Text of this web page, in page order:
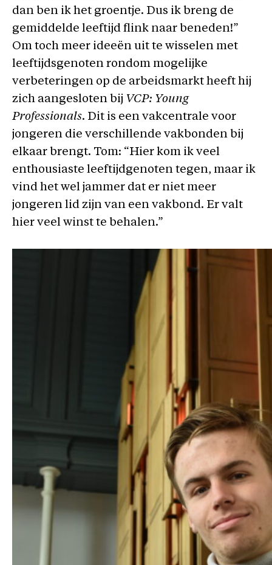
dan ben ik het groentje. Dus ik breng de
gemiddelde leeftijd flink naar beneden!”
Om toch meer ideeën uit te wisselen met
leeftijdsgenoten rondom mogelijke
verbeteringen op de arbeidsmarkt heeft hij
zich aangesloten bij VCP: Young
Professionals. Dit is een vakcentrale voor
jongeren die verschillende vakbonden bij
elkaar brengt. Tom: “Hier kom ik veel
enthousiaste leeftijdgenoten tegen, maar ik
vind het wel jammer dat er niet meer
jongeren lid zijn van een vakbond. Er valt
hier veel winst te behalen.”